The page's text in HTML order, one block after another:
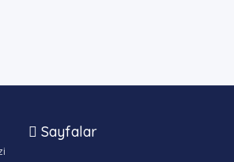
Sayfalar